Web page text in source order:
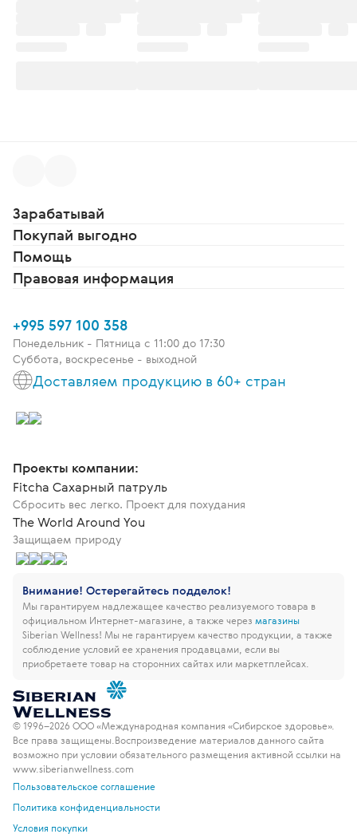
Зарабатывай
Покупай выгодно
Помощь
Правовая информация
+995 597 100 358
Понедельник - Пятница c 11:00 до 17:30
Суббота, воскресенье - выходной
Доставляем продукцию в 60+ стран
Проекты компании:
Fitcha Сахарный патруль
Сбросить вес легко. Проект для похудания
The World Around You
Защищаем природу
Внимание! Остерегайтесь подделок!
Мы гарантируем надлежащее качество реализуемого товара в
официальном Интернет-магазине, а также через магазины
Siberian Wellness! Мы не гарантируем качество продукции, а также
соблюдение условий ее хранения продавцами, если вы
приобретаете товар на сторонних сайтах или маркетплейсах.
© 1996–2026 ООО «Международная компания «Сибирское здоровье».
Все права защищены. Воспроизведение материалов данного сайта
возможно при условии обязательного размещения активной ссылки на
www.siberianwellness.com
Пользовательское соглашение
Политика конфиденциальности
Условия покупки